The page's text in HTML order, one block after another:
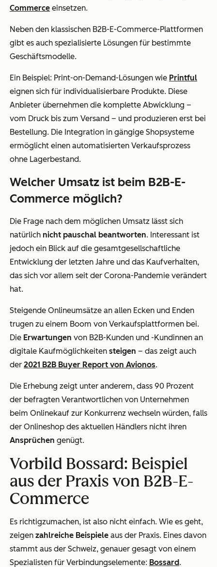
Commerce einsetzen.
Neben den klassischen B2B-E-Commerce-Plattformen
gibt es auch spezialisierte Lösungen für bestimmte
Geschäftsmodelle.
Ein Beispiel: Print-on-Demand-Lösungen wie Printful
eignen sich für individualisierbare Produkte. Diese
Anbieter übernehmen die komplette Abwicklung –
vom Druck bis zum Versand – und produzieren erst bei
Bestellung. Die Integration in gängige Shopsysteme
ermöglicht einen automatisierten Verkaufsprozess
ohne Lagerbestand.
Welcher Umsatz ist beim B2B-E-
Commerce möglich?
Die Frage nach dem möglichen Umsatz lässt sich
natürlich nicht pauschal beantworten. Interessant ist
jedoch ein Blick auf die gesamtgesellschaftliche
Entwicklung der letzten Jahre und das Kaufverhalten,
das sich vor allem seit der Corona-Pandemie verändert
hat.
Steigende Onlineumsätze an allen Ecken und Enden
trugen zu einem Boom von Verkaufsplattformen bei.
Die Erwartungen von B2B-Kunden und -Kundinnen an
digitale Kaufmöglichkeiten steigen – das zeigt auch
der 2021 B2B Buyer Report von Avionos.
Die Erhebung zeigt unter anderem, dass 90 Prozent
der befragten Verantwortlichen von Unternehmen
beim Onlinekauf zur Konkurrenz wechseln würden, falls
der Onlineshop des aktuellen Händlers nicht ihren
Ansprüchen genügt.
Vorbild Bossard: Beispiel
aus der Praxis von B2B-E-
Commerce
Es richtigzumachen, ist also nicht einfach. Wie es geht,
zeigen zahlreiche Beispiele aus der Praxis. Eines davon
stammt aus der Schweiz, genauer gesagt von einem
Spezialisten für Verbindungselemente: Bossard.